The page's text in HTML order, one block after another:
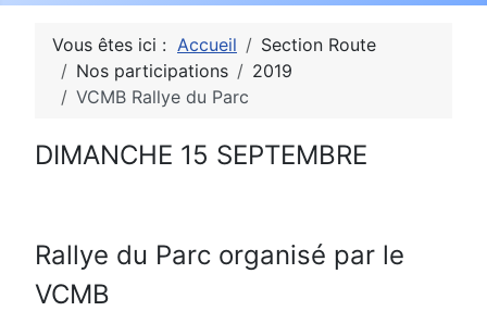
Vous êtes ici : Accueil
Section Route
Nos participations
2019
VCMB Rallye du Parc
DIMANCHE 15 SEPTEMBRE
Rallye du Parc organisé par le
VCMB